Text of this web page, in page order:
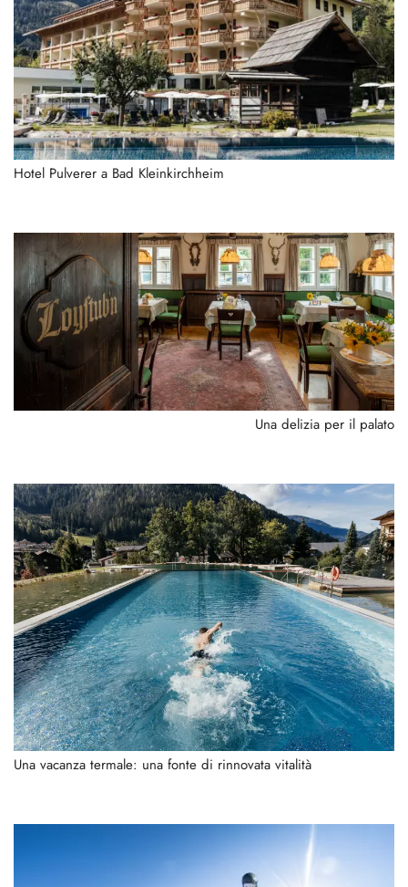
Hotel Pulverer a Bad Kleinkirchheim
Una delizia per il palato
Una vacanza termale: una fonte di rinnovata vitalità